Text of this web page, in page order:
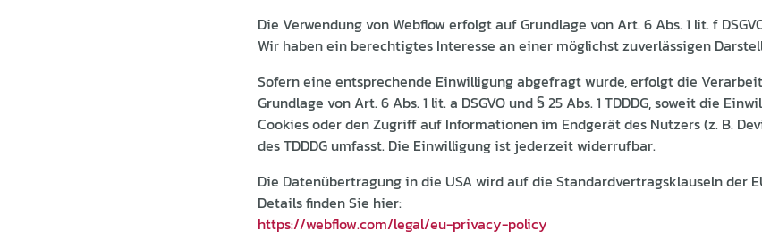
Die Verwendung von Webflow erfolgt auf Grundlage von Art. 6 Abs. 1 lit. f
Wir haben ein berechtigtes Interesse an einer möglichst zuverlässigen
Sofern eine entsprechende Einwilligung abgefragt wurde, erfolgt die
Grundlage von Art. 6 Abs. 1 lit. a DSGVO und § 25 Abs. 1 TDDDG, soweit die
Cookies oder den Zugriff auf Informationen im Endgerät des Nutzers (z. B.
des TDDDG umfasst. Die Einwilligung ist jederzeit widerrufbar.
Die Datenübertragung in die USA wird auf die Standardvertragsklauseln der
Details finden Sie hier:
https://webflow.com/legal/eu-privacy-policy